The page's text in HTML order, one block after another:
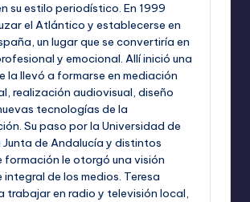
su estilo periodístico. En 1999
el Atlántico y establecerse en
un lugar que se convertiría en
y emocional. Allí inició una
la llevó a formarse en mediación
realización audiovisual, diseño
tecnologías de la
Su paso por la Universidad de
Junta de Andalucía y distintos
formación le otorgó una visión
integral de los medios. Teresa
trabajar en radio y televisión local,